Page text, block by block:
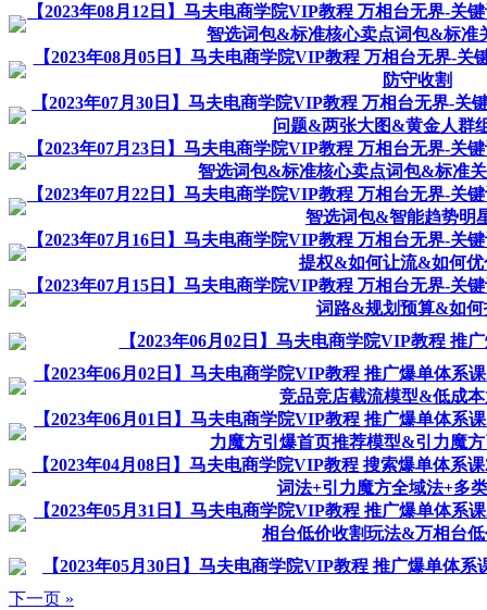
【2023年08月12日】马夫电商学院VIP教程 万相台无界-关
智选词包&标准核心卖点词包&标准
【2023年08月05日】马夫电商学院VIP教程 万相台无界-
防守收割
【2023年07月30日】马夫电商学院VIP教程 万相台无界-
问题&两张大图&黄金人群
【2023年07月23日】马夫电商学院VIP教程 万相台无界-关
智选词包&标准核心卖点词包&标准
【2023年07月22日】马夫电商学院VIP教程 万相台无界-关
智选词包&智能趋势明
【2023年07月16日】马夫电商学院VIP教程 万相台无界-关
提权&如何让流&如何优
【2023年07月15日】马夫电商学院VIP教程 万相台无界-关
词路&规划预算&如何
【2023年06月02日】马夫电商学院VIP教程 推
【2023年06月02日】马夫电商学院VIP教程 推广爆单体系
竞品竞店截流模型&低成
【2023年06月01日】马夫电商学院VIP教程 推广爆单体系
力魔方引爆首页推荐模型&引力魔
【2023年04月08日】马夫电商学院VIP教程 搜索爆单体系
词法+引力魔方全域法+多
【2023年05月31日】马夫电商学院VIP教程 推广爆单体系
相台低价收割玩法&万相台
【2023年05月30日】马夫电商学院VIP教程 推广爆单体
下一页 »